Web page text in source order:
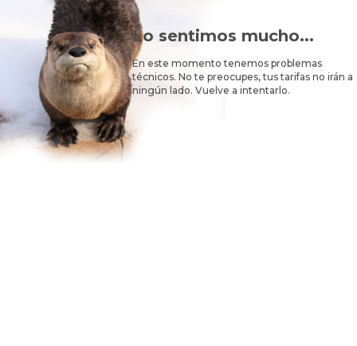
Lo sentimos mucho...
En este momento tenemos problemas
técnicos. No te preocupes, tus tarifas no irán a
ningún lado. Vuelve a intentarlo.